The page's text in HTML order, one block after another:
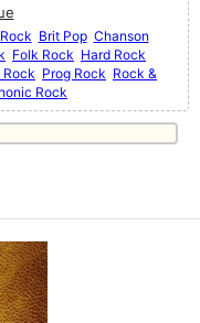
Brit Pop Chanson
Folk Rock Hard Rock
Rock Prog Rock Rock &
Rock